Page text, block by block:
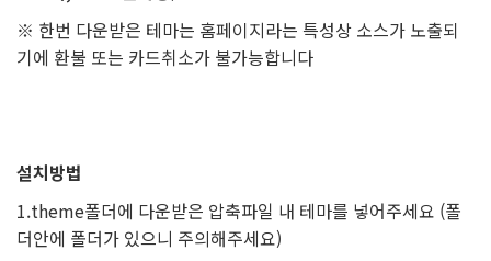
※ 한번 다운받은 테마는 홈페이지라는 특성상 소스가 노출되
기에 환불 또는 카드취소가 불가능합니다
설치방법
1.theme폴더에 다운받은 압축파일 내 테마를 넣어주세요 (폴
더안에 폴더가 있으니 주의해주세요)